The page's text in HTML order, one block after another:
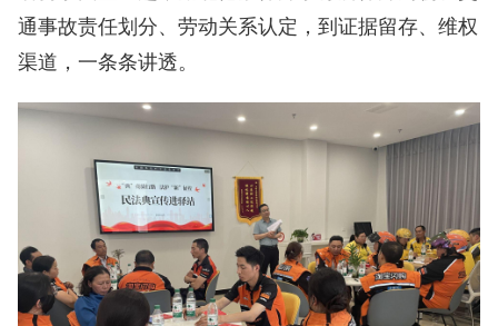
通事故责任划分、劳动关系认定，到证据留存、维权
渠道，一条条讲透。